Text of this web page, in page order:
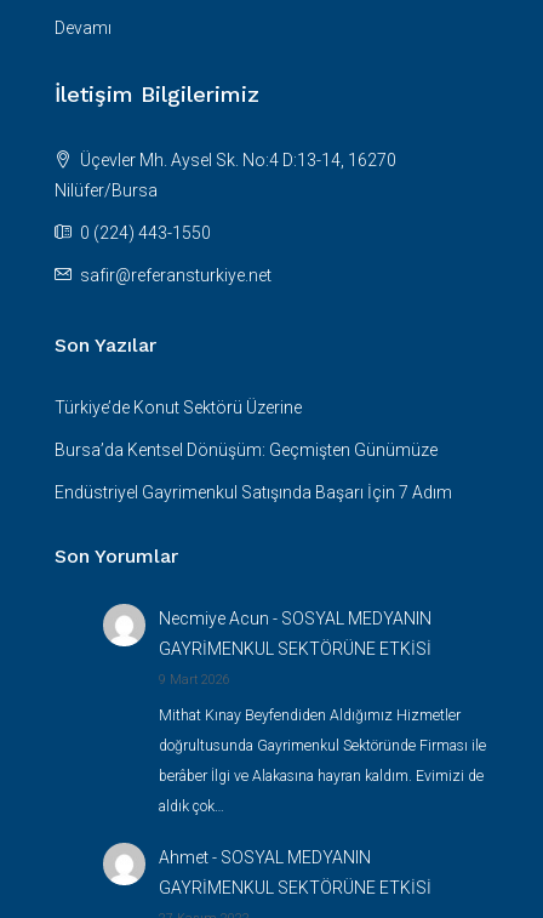
Devamı
İletişim Bilgilerimiz
Üçevler Mh. Aysel Sk. No:4 D:13-14, 16270
Nilüfer/Bursa
0 (224) 443-1550
safir@referansturkiye.net
Son Yazılar
Türkiye’de Konut Sektörü Üzerine
Bursa’da Kentsel Dönüşüm: Geçmişten Günümüze
Endüstriyel Gayrimenkul Satışında Başarı İçin 7 Adım
Son Yorumlar
Necmiye Acun - SOSYAL MEDYANIN
GAYRİMENKUL SEKTÖRÜNE ETKİSİ
9 Mart 2026
Mithat Kınay Beyfendiden Aldığımız Hizmetler
doğrultusunda Gayrimenkul Sektöründe Firması ile
berâber İlgi ve Alakasına hayran kaldım. Evimizi de
aldık çok…
Ahmet- SOSYAL MEDYANIN
GAYRİMENKUL SEKTÖRÜNE ETKİSİ